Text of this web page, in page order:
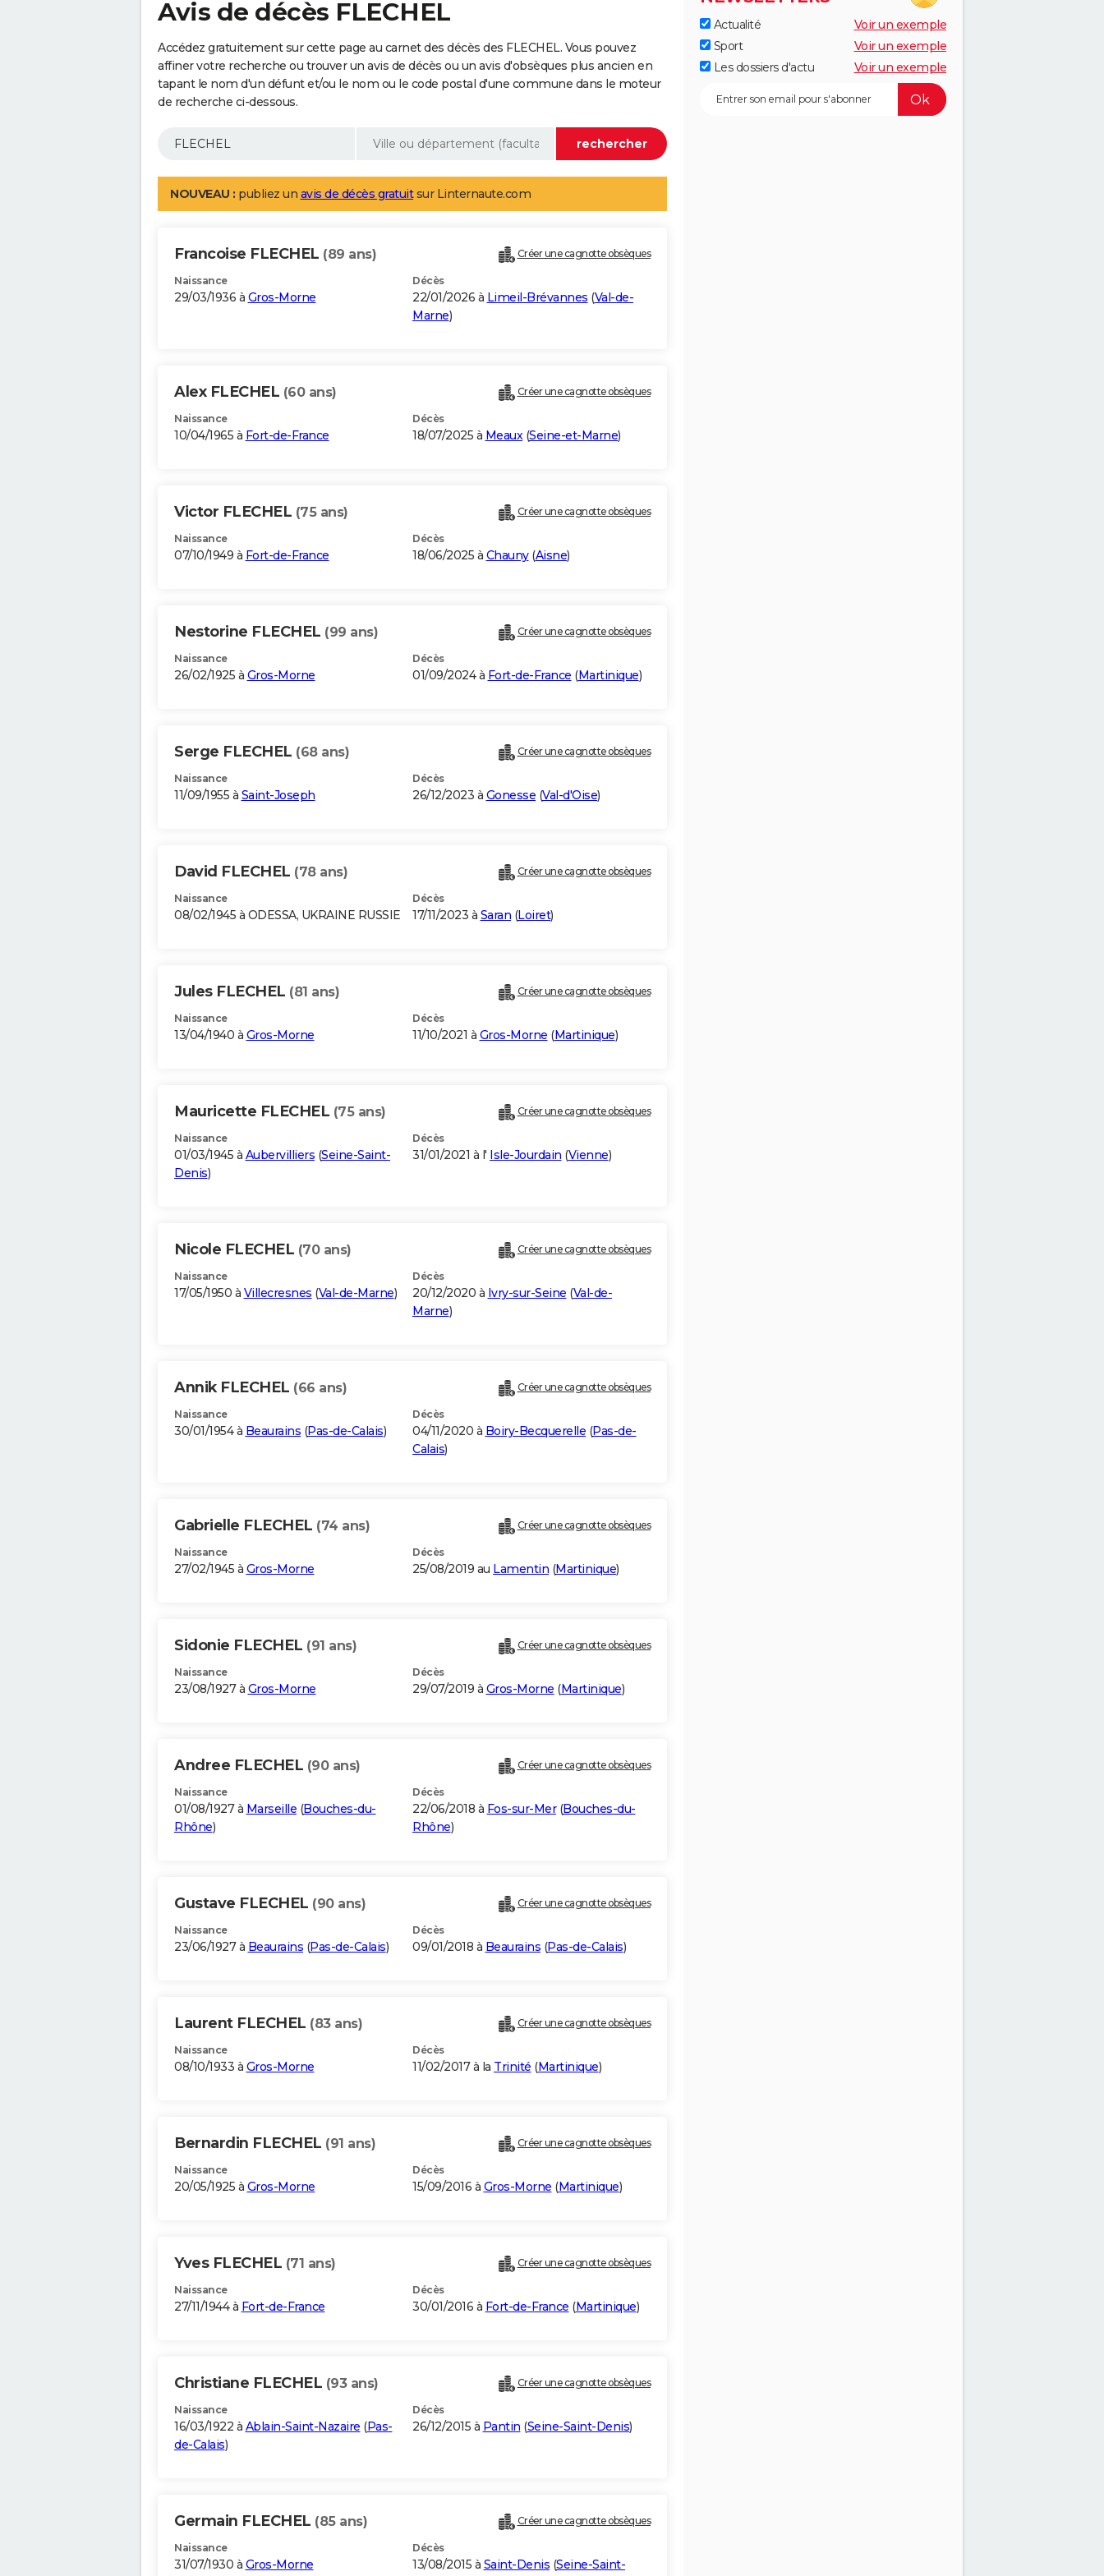
Avis de décès FLECHEL
Accédez gratuitement sur cette page au carnet des décès des FLECHEL. Vous pouvez
affiner votre recherche ou trouver un avis de décès ou un avis d'obsèques plus ancien en
tapant le nom d'un défunt et/ou le nom ou le code postal d'une commune dans le moteur
de recherche ci-dessous.
NOUVEAU : publiez un avis de décès gratuitsur Linternaute.com
Francoise FLECHEL (89 ans) Créer une cagnotte obsèques
Naissance
29/03/1936 à Gros-Morne
Décès
22/01/2026 à Limeil-Brévannes (Val-de-
Marne)
Alex FLECHEL (60 ans) Créer une cagnotte obsèques
Naissance
10/04/1965 à Fort-de-France
Décès
18/07/2025 à Meaux(Seine-et-Marne)
Victor FLECHEL (75 ans) Créer une cagnotte obsèques
Naissance
07/10/1949 à Fort-de-France
Décès
18/06/2025 à Chauny(Aisne)
Nestorine FLECHEL (99 ans) Créer une cagnotte obsèques
Naissance
26/02/1925 à Gros-Morne
Décès
01/09/2024 à Fort-de-France (Martinique)
Serge FLECHEL (68 ans) Créer une cagnotte obsèques
Naissance
11/09/1955 à Saint-Joseph
Décès
26/12/2023 à Gonesse (Val-d'Oise)
David FLECHEL (78 ans) Créer une cagnotte obsèques
Naissance
08/02/1945 à ODESSA, UKRAINE RUSSIE
Décès
17/11/2023 à Saran (Loiret)
Jules FLECHEL (81 ans) Créer une cagnotte obsèques
Naissance
13/04/1940 à Gros-Morne
Décès
11/10/2021 à Gros-Morne (Martinique)
Mauricette FLECHEL (75 ans) Créer une cagnotte obsèques
Naissance
01/03/1945 à Aubervilliers (Seine-Saint-
Denis)
Décès
31/01/2021 à l' Isle-Jourdain (Vienne)
Nicole FLECHEL (70 ans) Créer une cagnotte obsèques
Naissance
17/05/1950 à Villecresnes (Val-de-Marne)
Décès
20/12/2020 à Ivry-sur-Seine (Val-de-
Marne)
Annik FLECHEL (66 ans) Créer une cagnotte obsèques
Naissance
30/01/1954 à Beaurains (Pas-de-Calais)
Décès
04/11/2020 à Boiry-Becquerelle (Pas-de-
Calais)
Gabrielle FLECHEL (74 ans) Créer une cagnotte obsèques
Naissance
27/02/1945 à Gros-Morne
Décès
25/08/2019 au Lamentin (Martinique)
Sidonie FLECHEL (91 ans) Créer une cagnotte obsèques
Naissance
23/08/1927 à Gros-Morne
Décès
29/07/2019 à Gros-Morne (Martinique)
Andree FLECHEL (90 ans) Créer une cagnotte obsèques
Naissance
01/08/1927 à Marseille (Bouches-du-
Rhône)
Décès
22/06/2018 à Fos-sur-Mer(Bouches-du-
Rhône)
Gustave FLECHEL (90 ans) Créer une cagnotte obsèques
Naissance
23/06/1927 à Beaurains (Pas-de-Calais)
Décès
09/01/2018 à Beaurains (Pas-de-Calais)
Laurent FLECHEL (83 ans) Créer une cagnotte obsèques
Naissance
08/10/1933 à Gros-Morne
Décès
11/02/2017 à la Trinité (Martinique)
Bernardin FLECHEL (91 ans) Créer une cagnotte obsèques
Naissance
20/05/1925 à Gros-Morne
Décès
15/09/2016 à Gros-Morne (Martinique)
Yves FLECHEL (71 ans) Créer une cagnotte obsèques
Naissance
27/11/1944 à Fort-de-France
Décès
30/01/2016 à Fort-de-France (Martinique)
Christiane FLECHEL (93 ans) Créer une cagnotte obsèques
Naissance
16/03/1922 à Ablain-Saint-Nazaire (Pas-
de-Calais)
Décès
26/12/2015 à Pantin (Seine-Saint-Denis)
Germain FLECHEL (85 ans) Créer une cagnotte obsèques
Naissance
31/07/1930 à Gros-Morne
Décès
13/08/2015 à Saint-Denis (Seine-Saint-
Actualité
Voir un exemple
Sport
Voir un exemple
Les dossiers d'actu
Voir un exemple